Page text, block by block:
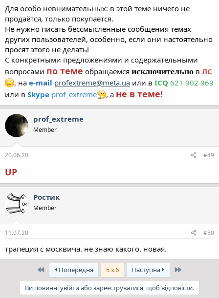
Для особо невнимательных: в этой теме ничего не
продаётся, только покупается.
Не нужно писать бессмысленные сообщения темах
других пользователей, особенно, если они настоятельно
просят этого не делать!
С конкретными предложениями и содержательными
вопросами по теме обращаемся исключительно в ЛС
, на e-mail profextreme@meta.ua или в ICQ 621 902 969
или в Skype prof_extreme , а не в теме!
prof_extreme
Member
20.06.20 #49
UP
Ростик
Member
11.07.20 #50
трапеция с москвича. не знаю какого. новая.
ПершийПопередня 5 з 6 Наступна Останній
Ви повинні увійти або зареєструватися, щоб відповісти.